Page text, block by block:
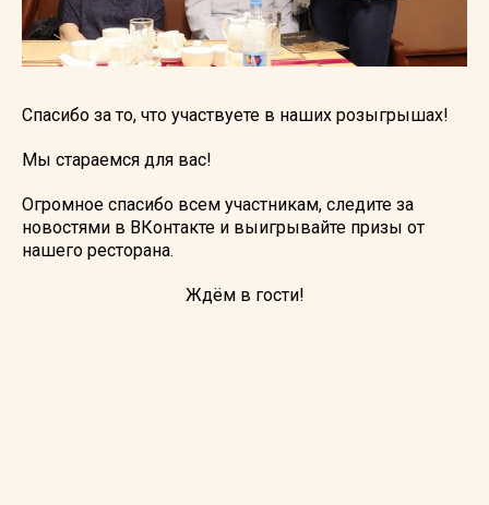
Спасибо за то, что участвуете в наших розыгрышах!
Мы стараемся для вас!
Огромное спасибо всем участникам, следите за
новостями в ВКонтакте и выигрывайте призы от
нашего ресторана.
Ждём в гости!